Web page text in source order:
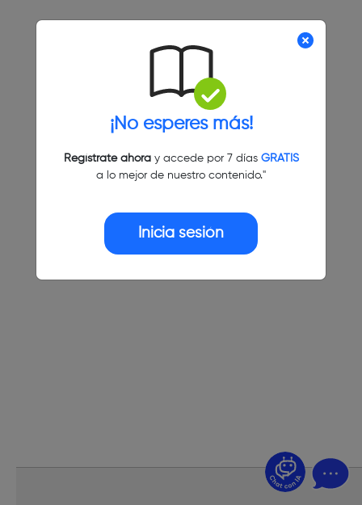
¡No esperes más!
Regístrate ahoray accede por 7 días GRATIS
a lo mejor de nuestro contenido."
Inicia sesión